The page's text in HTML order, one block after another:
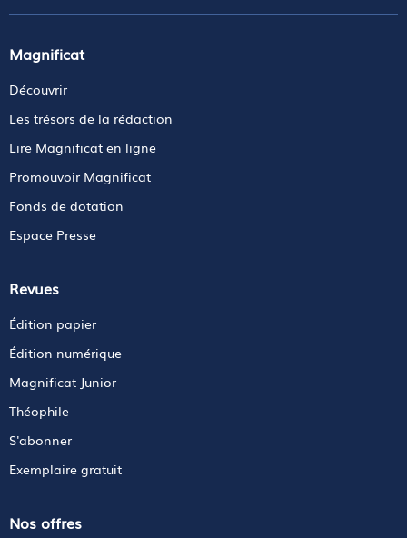
Magnificat
Découvrir
Les trésors de la rédaction
Lire Magnificat en ligne
Promouvoir Magnificat
Fonds de dotation
Espace Presse
Revues
Édition papier
Édition numérique
Magnificat Junior
Théophile
S'abonner
Exemplaire gratuit
Nos offres